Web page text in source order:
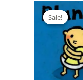
Sale!
Sale!